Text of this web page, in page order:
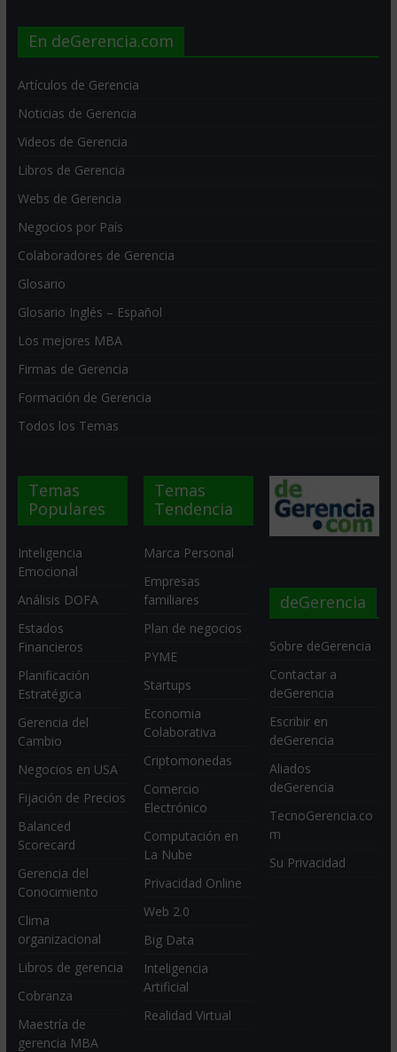
En deGerencia.com
Artículos de Gerencia
Noticias de Gerencia
Videos de Gerencia
Libros de Gerencia
Webs de Gerencia
Negocios por País
Colaboradores de Gerencia
Glosario
Glosario Inglés – Español
Los mejores MBA
Firmas de Gerencia
Formación de Gerencia
Todos los Temas
Temas
Populares
Inteligencia
Emocional
Análisis DOFA
Estados
Financieros
Planificación
Estratégica
Gerencia del
Cambio
Negocios en USA
Fijación de Precios
Balanced
Scorecard
Gerencia del
Conocimiento
Clima
organizacional
Libros de gerencia
Cobranza
Maestría de
gerencia MBA
Temas
Tendencia
Marca Personal
Empresas
familiares
Plan de negocios
PYME
Startups
Economia
Colaborativa
Criptomonedas
Comercio
Electrónico
Computación en
La Nube
Privacidad Online
Web 2.0
Big Data
Inteligencia
Artificial
Realidad Virtual
deGerencia
Sobre deGerencia
Contactar a
deGerencia
Escribir en
deGerencia
Aliados
deGerencia
TecnoGerencia.co
m
Su Privacidad